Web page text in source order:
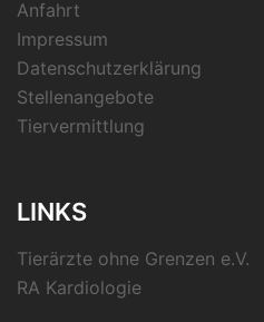
Anfahrt
Impressum
Datenschutzerklärung
Stellenangebote
Tiervermittlung
LINKS
Tierärzte ohne Grenzen e.V.
RA Kardiologie